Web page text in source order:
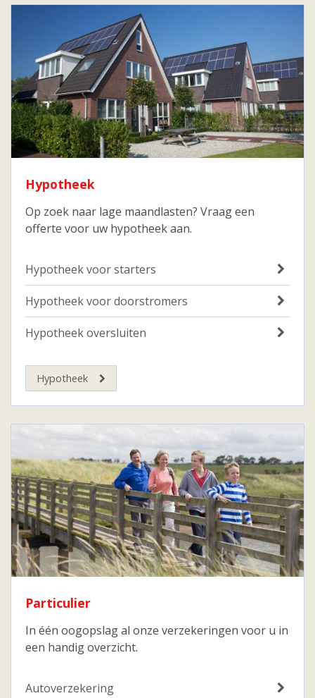
Hypotheek
Op zoek naar lage maandlasten? Vraag een
offerte voor uw hypotheek aan.
Hypotheek voor starters
Hypotheek voor doorstromers
Hypotheek oversluiten
Hypotheek
Particulier
In één oogopslag al onze verzekeringen voor u in
een handig overzicht.
Autoverzekering